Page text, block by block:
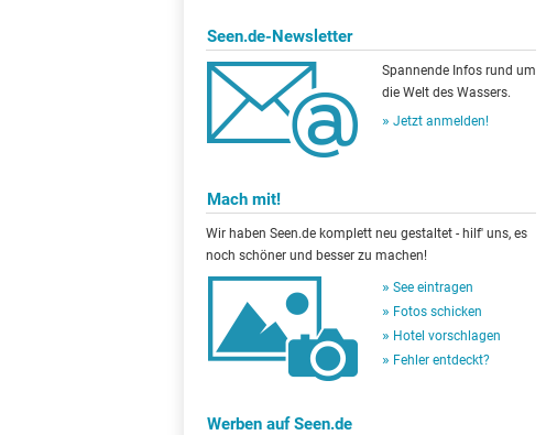
Seen.de-Newsletter
Spannende Infos rund um
die Welt des Wassers.
Jetzt anmelden!
Mach mit!
Wir haben Seen.de komplett neu gestaltet - hilf' uns, es
noch schöner und besser zu machen!
See eintragen
Fotos schicken
Hotel vorschlagen
Fehler entdeckt?
Werben auf Seen.de